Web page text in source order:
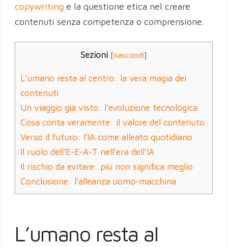
copywriting e la questione etica nel creare
contenuti senza competenza o comprensione.
Sezioni [nascondi]
L’umano resta al centro: la vera magia dei
contenuti
Un viaggio già visto: l’evoluzione tecnologica
Cosa conta veramente: il valore del contenuto
Verso il futuro: l’IA come alleato quotidiano
Il ruolo dell’E-E-A-T nell’era dell’IA
Il rischio da evitare: più non significa meglio
Conclusione: l’alleanza uomo-macchina
L’umano resta al